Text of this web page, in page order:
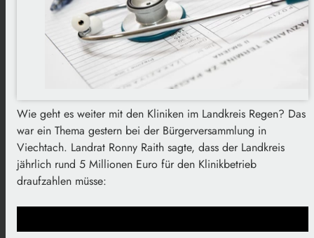
Wie geht es weiter mit den Kliniken im Landkreis Regen? Das
war ein Thema gestern bei der Bürgerversammlung in
Viechtach. Landrat Ronny Raith sagte, dass der Landkreis
jährlich rund 5 Millionen Euro für den Klinikbetrieb
draufzahlen müsse: